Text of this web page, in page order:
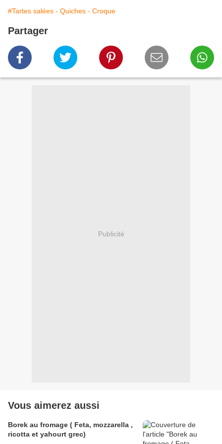
#Tartes salées - Quiches - Croque
Partager
Publicité
Vous aimerez aussi
Borek au fromage ( Feta, mozzarella ,
ricotta et yahourt grec)